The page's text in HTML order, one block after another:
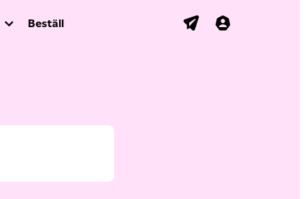
Beställ